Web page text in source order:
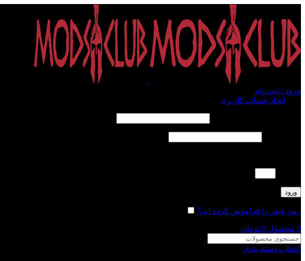
ورود / ثبت نام
ایجاد حساب کاربری
ورود
رمز عبور را فراموش کرده اید؟
0 محصول 0 تومان
انتخاب دسته بندی